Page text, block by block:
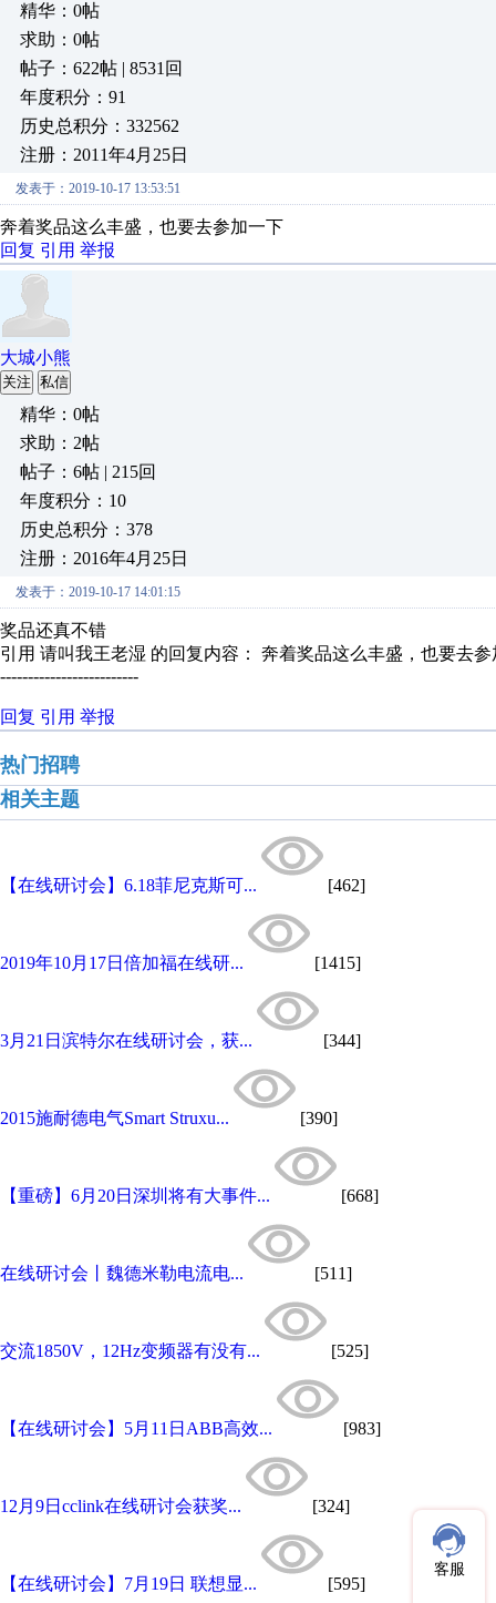
精华：0帖
求助：0帖
帖子：622帖 | 8531回
年度积分：91
历史总积分：332562
注册：2011年4月25日
发表于：2019-10-17 13:53:51
奔着奖品这么丰盛，也要去参加一下
回复 引用 举报
大城小熊
关注 私信
精华：0帖
求助：2帖
帖子：6帖 | 215回
年度积分：10
历史总积分：378
注册：2016年4月25日
发表于：2019-10-17 14:01:15
奖品还真不错
引用 请叫我王老湿 的回复内容： 奔着奖品这么丰盛，也要去参
-------------------------
回复 引用 举报
热门招聘
相关主题
【在线研讨会】6.18菲尼克斯可... [462]
2019年10月17日倍加福在线研... [1415]
3月21日滨特尔在线研讨会，获... [344]
2015施耐德电气Smart Struxu... [390]
【重磅】6月20日深圳将有大事件... [668]
在线研讨会丨魏德米勒电流电... [511]
交流1850V，12Hz变频器有没有... [525]
【在线研讨会】5月11日ABB高效... [983]
12月9日cclink在线研讨会获奖... [324]
【在线研讨会】7月19日 联想显... [595]
客服